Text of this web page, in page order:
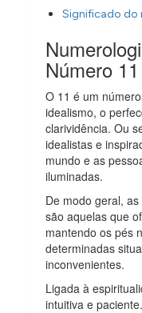
Significado do
Número 11
O 11 é um
idealismo, o
clarividência. Ou
idealistas e
mundo e as
iluminadas.
De modo geral,
são aquelas que
mantendo os pés
determinadas
inconvenientes.
Ligada à
intuitiva e paciente.